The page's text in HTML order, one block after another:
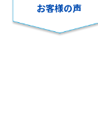
お客様の声